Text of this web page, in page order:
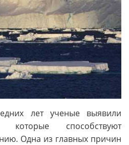
лет ученые выявили
которые способствуют
Одна из главных причин